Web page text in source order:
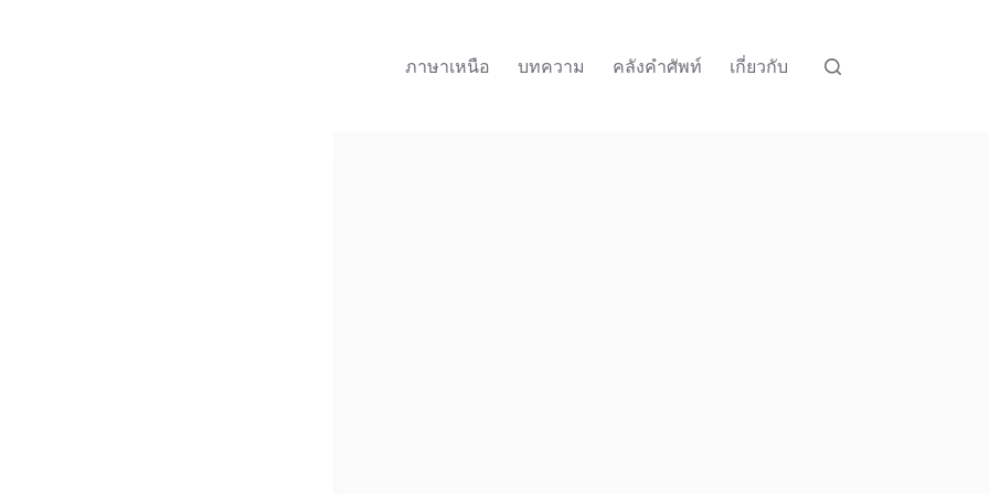
ภาษาเหนือ
บทความ คลังคำศัพท์ เกี่ยวกับ